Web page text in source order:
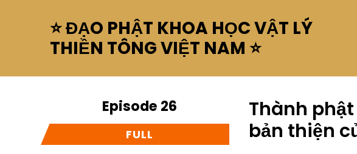
⭐ ĐẠO PHẬT KHOA HỌC VẬT LÝ
THIỀN TÔNG VIỆT NAM ⭐
Episode 26
FULL
Thành
bản thiện